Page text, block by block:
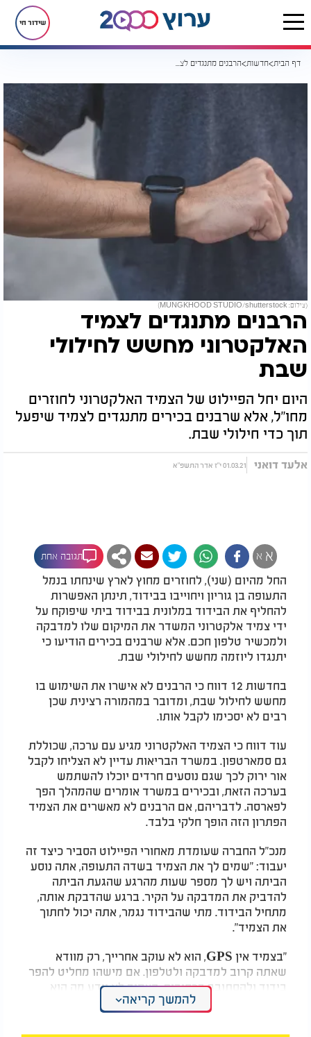
שידור חי
דף הבית חדשות הרבנים מתנגדים לצמיד האלקטרוני מחשש לחילולי שבת
(צילום: MUNGKHOOD STUDIO/shutterstock)
הרבנים מתנגדים לצמיד
האלקטרוני מחשש לחילולי
שבת
היום יחל הפיילוט של הצמיד האלקטרוני לחוזרים
מחו"ל, אלא שרבנים בכירים מתנגדים לצמיד שיפעל
תוך כדי חילולי שבת.
אלעד דואני 01.03.21 י"ז אדר התשפ"א
א א תגובה אחת
החל מהיום (שני), לחוזרים מחוץ לארץ שינחתו בנמל
התעופה בן גוריון ויחוייבו בבידוד, תינתן האפשרות
להחליף את הבידוד במלונית בבידוד ביתי שיפוקח על
ידי צמיד אלקטרוני המשדר את המיקום שלו למדבקה
ולמכשיר טלפון חכם. אלא שרבנים בכירים הודיעו כי
יתנגדו ליוזמה מחשש לחילולי שבת.
בחדשות 12 דווח כי הרבנים לא אישרו את השימוש בו
מחשש לחילול שבת, ומדובר במהמורה רצינית שכן
רבים לא יסכימו לקבל אותו.
עוד דווח כי הצמיד האלקטרוני מגיע עם ערכה, שכוללת
גם סמארטפון. במשרד הבריאות עדיין לא הצליחו לקבל
אור ירוק לכך שגם נוסעים חרדים יוכלו להשתמש
בערכה הזאת, ובכירים במשרד אומרים שהמהלך הפך
לפארסה. לדבריהם, אם הרבנים לא מאשרים את הצמיד
הפתרון הזה הופך חלקי בלבד.
מנכ"ל החברה שעומדת מאחורי הפיילוט הסביר כיצד זה
יעבוד: "שמים לך את הצמיד בשדה התעופה, אתה נוסע
הביתה ויש לך מספר שעות מהרגע שהגעת הביתה
להדביק את המדבקה על הקיר. ברגע שהדבקת אותה,
מתחיל הבידוד. מתי שהבידוד נגמר, אתה יכול לחתוך
את הצמיד".
"בצמיד אין GPS, הוא לא עוקב אחרייך, רק מוודא
שאתה קרוב למדבקה ולטלפון. אם מישהו מחליט להפר
בידוד ולהסתובב ברחובות, הצמיד לא יודע מה הוא
עושה ואיפה הוא נמצא. לא נשמר מידע אישי על הבן
להמשך קריאה